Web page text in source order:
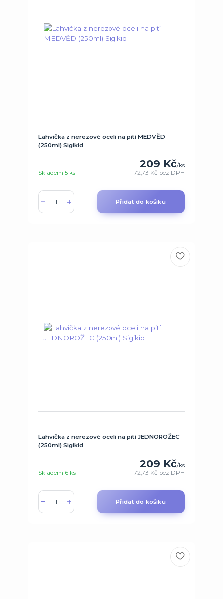
Lahvička z nerezové oceli na pití MEDVĚD
(250ml) Sigikid
209 Kč/ks
172,73 Kč bez DPH
Skladem 5 ks
Přidat do košíku
Lahvička z nerezové oceli na pití JEDNOROŽEC
(250ml) Sigikid
209 Kč/ks
172,73 Kč bez DPH
Skladem 6 ks
Přidat do košíku